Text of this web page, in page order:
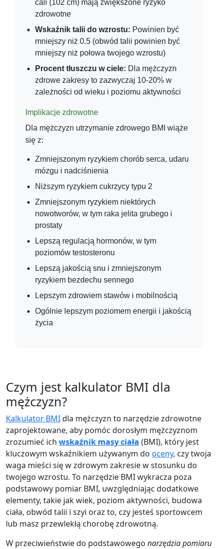
cali (102 cm) mają zwiększone ryzyko
zdrowotne
Wskaźnik talii do wzrostu: Powinien być
mniejszy niż 0.5 (obwód talii powinien być
mniejszy niż połowa twojego wzrostu)
Procent tłuszczu w ciele: Dla mężczyzn
zdrowe zakresy to zazwyczaj 10-20% w
zależności od wieku i poziomu aktywności
Implikacje zdrowotne
Dla mężczyzn utrzymanie zdrowego BMI wiąże
się z:
Zmniejszonym ryzykiem chorób serca, udaru
mózgu i nadciśnienia
Niższym ryzykiem cukrzycy typu 2
Zmniejszonym ryzykiem niektórych
nowotworów, w tym raka jelita grubego i
prostaty
Lepszą regulacją hormonów, w tym
poziomów testosteronu
Lepszą jakością snu i zmniejszonym
ryzykiem bezdechu sennego
Lepszym zdrowiem stawów i mobilnością
Ogólnie lepszym poziomem energii i jakością
życia
Czym jest kalkulator BMI dla
mężczyzn?
Kalkulator BMIdla mężczyzn to narzędzie zdrowotne
zaprojektowane, aby pomóc dorosłym mężczyznom
zrozumieć ich wskaźnik masy ciała (BMI), który jest
kluczowym wskaźnikiem używanym do oceny, czy twoja
waga mieści się w zdrowym zakresie w stosunku do
twojego wzrostu. To narzędzie BMI wykracza poza
podstawowy pomiar BMI, uwzględniając dodatkowe
elementy, takie jak wiek, poziom aktywności, budowa
ciała, obwód talii i szyi oraz to, czy jesteś sportowcem
lub masz przewlekłą chorobę zdrowotną.
W przeciwieństwie do podstawowego narzędzia pomiaru